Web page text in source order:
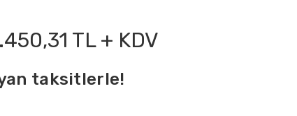
TL + KDV
taksitlerle!